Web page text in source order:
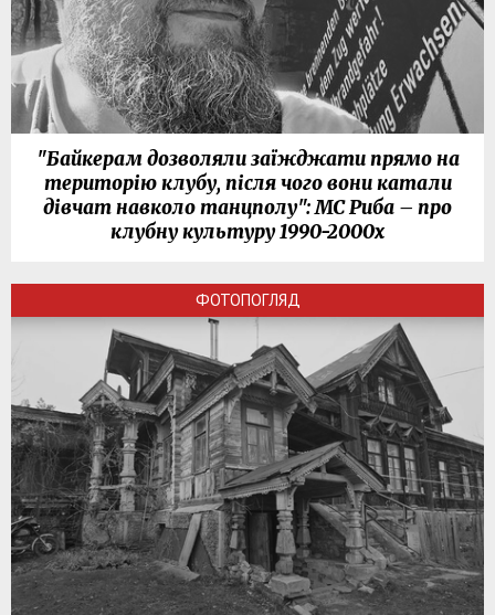
"Байкерам дозволяли заїжджати прямо на
територію клубу, після чого вони катали
дівчат навколо танцполу": МС Риба – про
клубну культуру 1990-2000х
ФОТОПОГЛЯД